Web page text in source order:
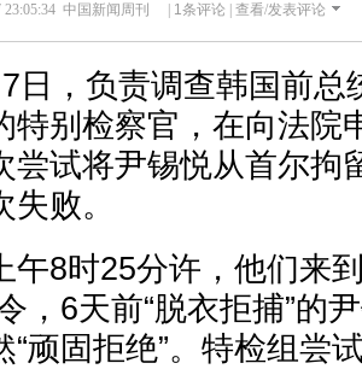
23:05:34 中国新闻周刊 | 1条评论 | 查看/发表评论
日，负责调查韩国前总
特别检察官，在向法院
尝试将尹锡悦从首尔拘
败。
午8时25分许，他们来
，6天前“脱衣拒捕”的
“顽固拒绝”。特检组尝